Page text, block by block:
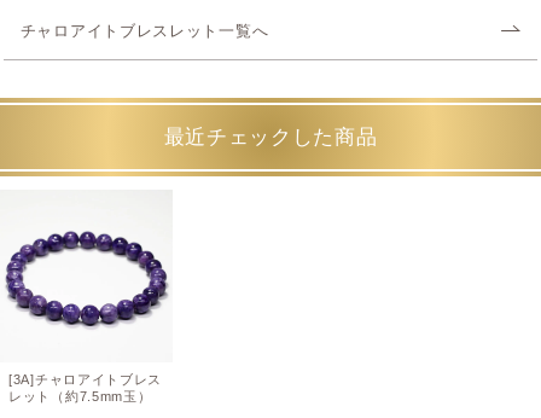
チャロアイトブレスレット一覧へ
最近チェックした商品
[3A]チャロアイトブレス
レット（約7.5mm玉）